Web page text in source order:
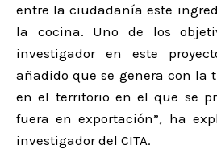
entre la ciudadanía este
la cocina. Uno de los
investigador en este
añadido que se genera con la
en el territorio en el que se
fuera en exportación”, ha
investigador del CITA.